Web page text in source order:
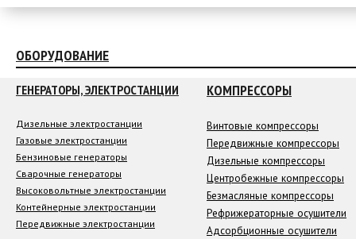
ОБОРУДОВАНИЕ
ГЕНЕРАТОРЫ, ЭЛЕКТРОСТАНЦИИ
Дизельные электростанции
Газовые электростанции
Бензиновые генераторы
Сварочные генераторы
Высоковольтные электростанции
Контейнерные электростанции
Передвижные электростанции
КОМПРЕССОРЫ
Винтовые компрессоры
Передвижные компрессоры
Дизельные компрессоры
Центробежные компрессоры
Безмасляные компрессоры
Рефрижераторные осушители
Адсорбционные осушители